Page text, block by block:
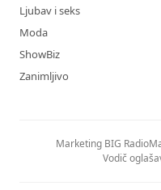
Ljubav i seks
Moda
ShowBiz
Zanimljivo
Marketing BIG Radio
Vodič